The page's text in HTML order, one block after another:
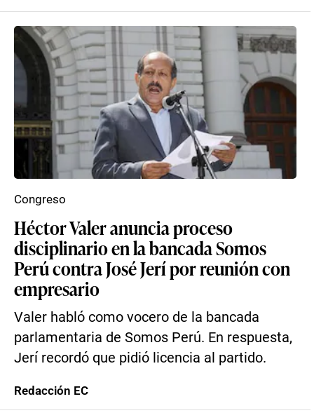
Héctor Valer anuncia proceso
disciplinario en la bancada Somos
Perú contra José Jerí por reunión con
empresario
Valer habló como vocero de la bancada
parlamentaria de Somos Perú. En respuesta,
Jerí recordó que pidió licencia al partido.
Congreso
Redacción EC